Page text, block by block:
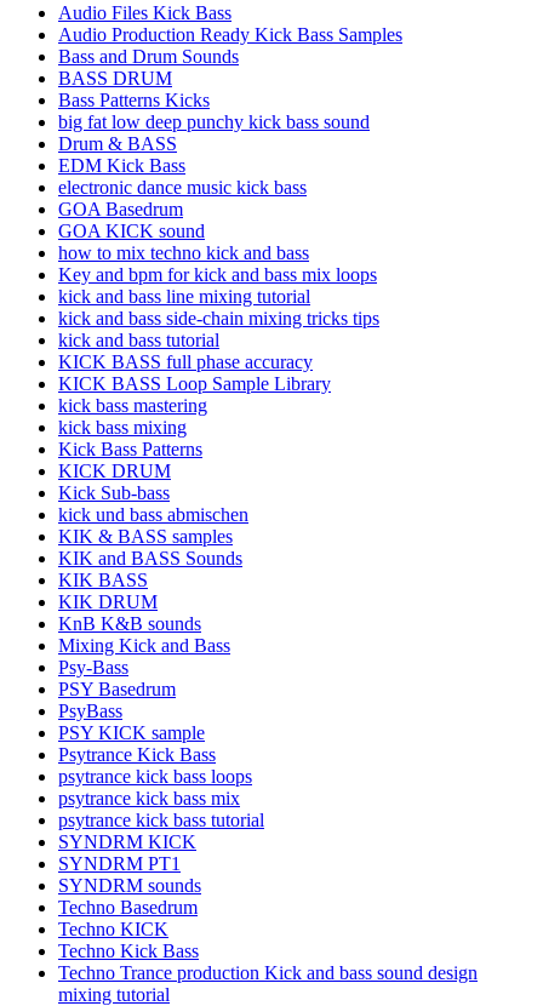
Audio Files Kick Bass
Audio Production Ready Kick Bass Samples
Bass and Drum Sounds
BASS DRUM
Bass Patterns Kicks
big fat low deep punchy kick bass sound
Drum & BASS
EDM Kick Bass
electronic dance music kick bass
GOA Basedrum
GOA KICK sound
how to mix techno kick and bass
Key and bpm for kick and bass mix loops
kick and bass line mixing tutorial
kick and bass side-chain mixing tricks tips
kick and bass tutorial
KICK BASS full phase accuracy
KICK BASS Loop Sample Library
kick bass mastering
kick bass mixing
Kick Bass Patterns
KICK DRUM
Kick Sub-bass
kick und bass abmischen
KIK & BASS samples
KIK and BASS Sounds
KIK BASS
KIK DRUM
KnB K&B sounds
Mixing Kick and Bass
Psy-Bass
PSY Basedrum
PsyBass
PSY KICK sample
Psytrance Kick Bass
psytrance kick bass loops
psytrance kick bass mix
psytrance kick bass tutorial
SYNDRM KICK
SYNDRM PT1
SYNDRM sounds
Techno Basedrum
Techno KICK
Techno Kick Bass
Techno Trance production Kick and bass sound design
mixing tutorial